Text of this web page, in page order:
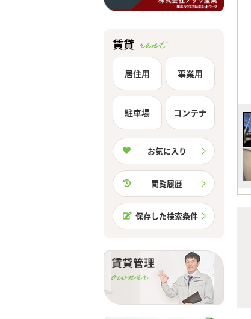
賃貸
居住用 事業用
駐車場 コンテナ
お気に入り
閲覧履歴
保存した検索条件